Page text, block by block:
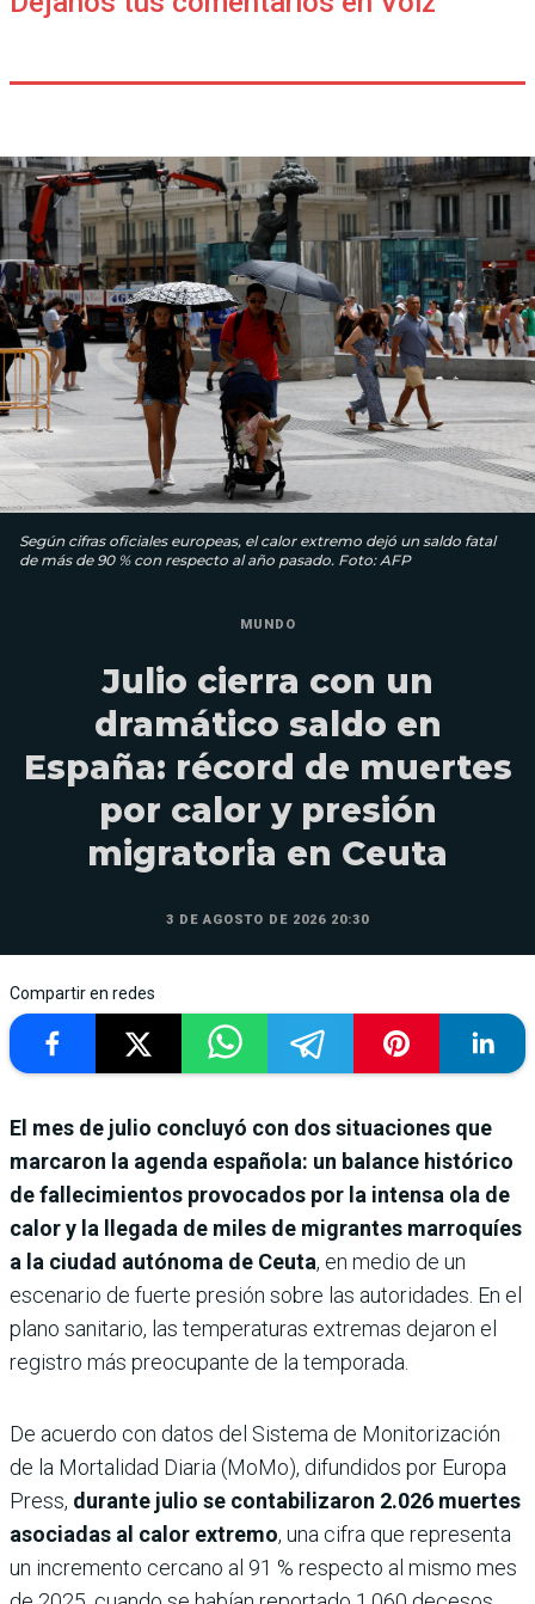
Según cifras oficiales europeas, el calor extremo dejó un saldo fatal
de más de 90 % con respecto al año pasado. Foto: AFP
MUNDO
Julio cierra con un
dramático saldo en
España: récord de muertes
por calor y presión
migratoria en Ceuta
3 DE AGOSTO DE 2026 20:30
Compartir en redes
El mes de julio concluyó con dos situaciones que
marcaron la agenda española: un balance histórico
de fallecimientos provocados por la intensa ola de
calor y la llegada de miles de migrantes marroquíes
a la ciudad autónoma de Ceuta, en medio de un
escenario de fuerte presión sobre las autoridades. En el
plano sanitario, las temperaturas extremas dejaron el
registro más preocupante de la temporada.
De acuerdo con datos del Sistema de Monitorización
de la Mortalidad Diaria (MoMo), difundidos por Europa
Press, durante julio se contabilizaron 2.026 muertes
asociadas al calor extremo, una cifra que representa
un incremento cercano al 91 % respecto al mismo mes